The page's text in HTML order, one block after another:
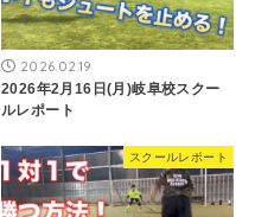
2026.02.19
2026年2月16日(月)岐阜校スクー
ルレポート
スクールレポート